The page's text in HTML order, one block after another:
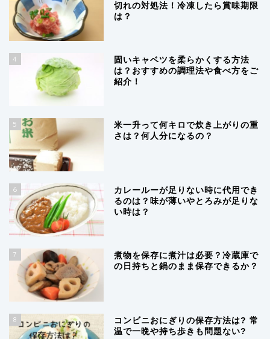
切れの対処法！冷凍したら賞味期限
は？
4
固いキャベツを柔らかくする方法
は？おすすめの調理法や食べ方をご
紹介！
5
米一升って何キロで炊き上がりの重
さは？何人分になるの？
6
カレールーが足りない時に代用でき
るのは？味が薄いやとろみが足りな
い時は？
7
煮物を保存に煮汁は必要？冷蔵庫で
の日持ちと鍋のまま保存できるか？
8
コンビニおにぎりの保存方法は? 常
温で一晩や持ち歩きも問題ない?